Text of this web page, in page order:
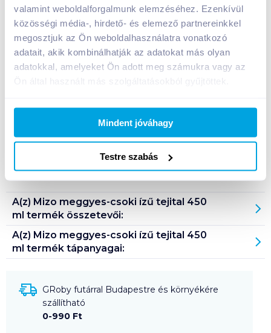
valamint weboldalforgalmunk elemzéséhez. Ezenkívül
közösségi média-, hirdető- és elemező partnereinkkel
megosztjuk az Ön weboldalhasználatra vonatkozó
adatait, akik kombinálhatják az adatokat más olyan
adatokkal, amelyeket Ön adott meg számukra vagy az
Mindent jóváhagy
Testre szabás
Bevásárlólistához adom Értesíts, ha olcsóbb!
Nagyon magas hőmérsékleten hőkezelt,
homogénezett meggyes-csoki ízű tejital.
Tárolási információ: hűtve, 0-7°C között tárolandó!
Származási hely: Magyarország
A(z) Mizo meggyes-csoki ízű tejital 450
ml termék összetevői:
A(z) Mizo meggyes-csoki ízű tejital 450
ml termék tápanyagai:
GRoby futárral Budapestre és környékére
szállítható
0-990 Ft